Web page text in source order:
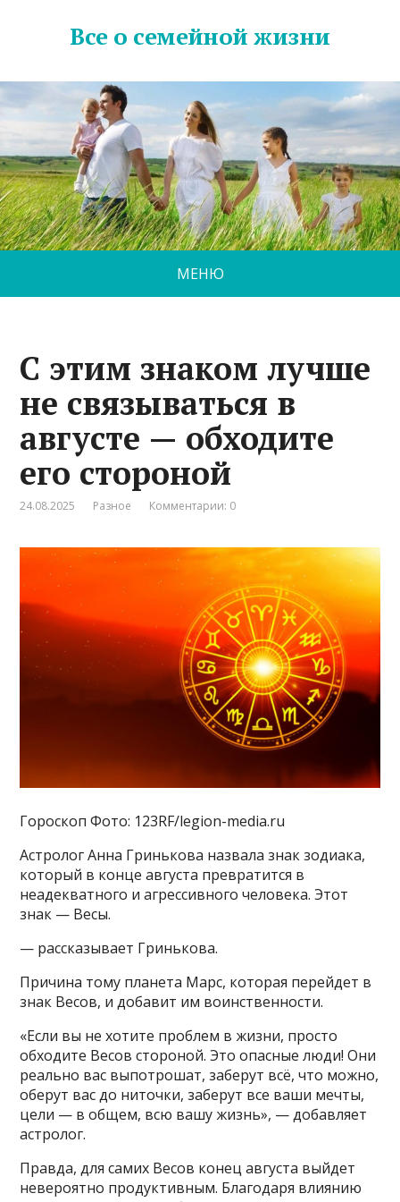
Все о семейной жизни
МЕНЮ
С этим знаком лучше
не связываться в
августе — обходите
его стороной
24.08.2025 Разное Комментарии: 0
Гороскоп Фото: 123RF/legion-media.ru
Астролог Анна Гринькова назвала знак зодиака,
который в конце августа превратится в
неадекватного и агрессивного человека. Этот
знак — Весы.
— рассказывает Гринькова.
Причина тому планета Марс, которая перейдет в
знак Весов, и добавит им воинственности.
«Если вы не хотите проблем в жизни, просто
обходите Весов стороной. Это опасные люди! Они
реально вас выпотрошат, заберут всё, что можно,
оберут вас до ниточки, заберут все ваши мечты,
цели — в общем, всю вашу жизнь», — добавляет
астролог.
Правда, для самих Весов конец августа выйдет
невероятно продуктивным. Благодаря влиянию